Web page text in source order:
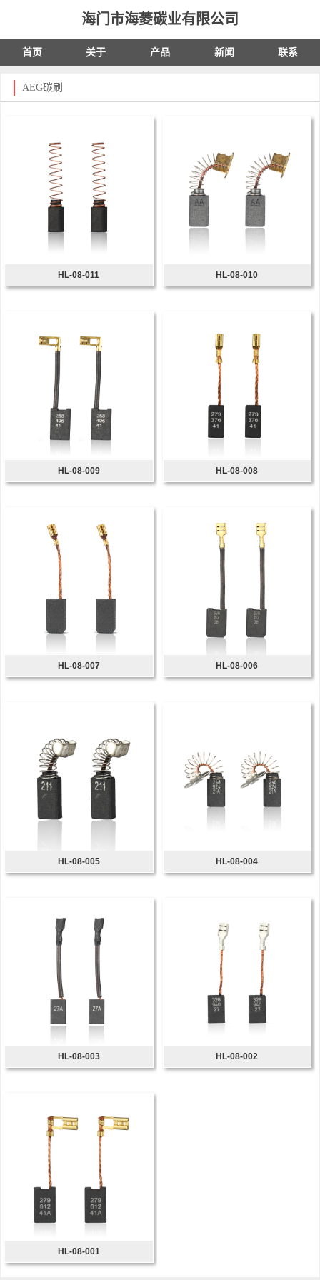
海门市海菱碳业有限公司
首页 关于 产品 新闻 联系
AEG碳刷
HL-08-011 HL-08-010
HL-08-009 HL-08-008
HL-08-007 HL-08-006
HL-08-005 HL-08-004
HL-08-003 HL-08-002
HL-08-001